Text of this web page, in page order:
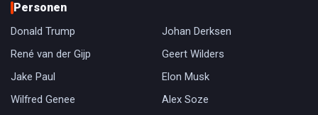
Personen
Donald Trump
Johan Derksen
René van der Gijp
Geert Wilders
Jake Paul
Elon Musk
Wilfred Genee
Alex Soze